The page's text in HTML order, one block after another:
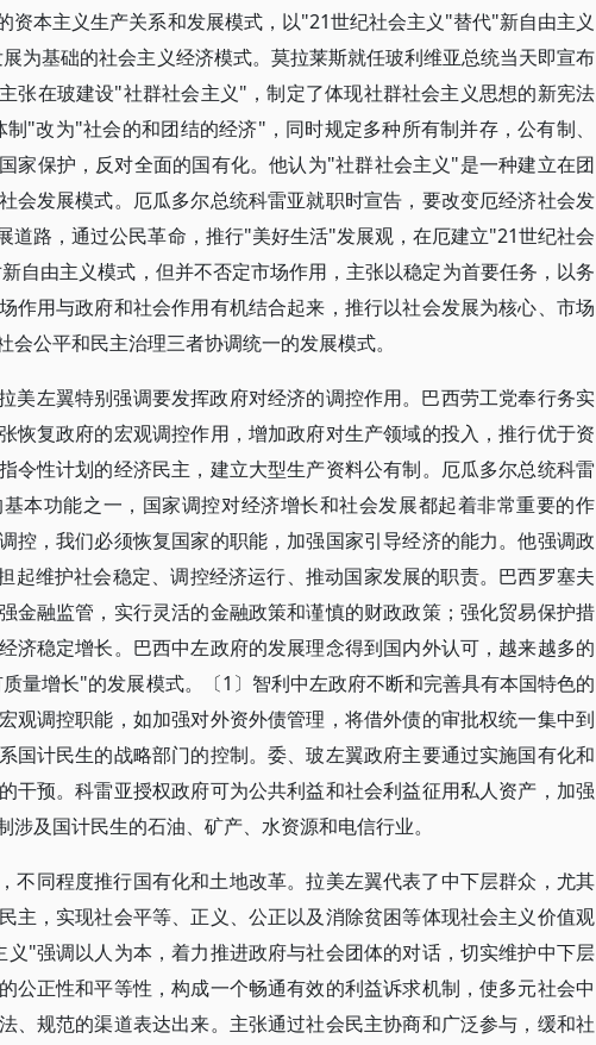
资本主义生产关系和发展模式，以"21世纪社会主义"替代"新自由主义
为基础的社会主义经济模式。莫拉莱斯就任玻利维亚总统当天即宣布
张在玻建设"社群社会主义"，制定了体现社群社会主义思想的新宪法
"改为"社会的和团结的经济"，同时规定多种所有制并存，公有制、
家保护，反对全面的国有化。他认为"社群社会主义"是一种建立在团
会发展模式。厄瓜多尔总统科雷亚就职时宣告，要改变厄经济社会发
道路，通过公民革命，推行"美好生活"发展观，在厄建立"21世纪社会
自由主义模式，但并不否定市场作用，主张以稳定为首要任务，以务
作用与政府和社会作用有机结合起来，推行以社会发展为核心、市场
公平和民主治理三者协调统一的发展模式。
美左翼特别强调要发挥政府对经济的调控作用。巴西劳工党奉行务实
恢复政府的宏观调控作用，增加政府对生产领域的投入，推行优于资
令性计划的经济民主，建立大型生产资料公有制。厄瓜多尔总统科雷
本功能之一，国家调控对经济增长和社会发展都起着非常重要的作
控，我们必须恢复国家的职能，加强国家引导经济的能力。他强调政
起维护社会稳定、调控经济运行、推动国家发展的职责。巴西罗塞夫
金融监管，实行灵活的金融政策和谨慎的财政政策；强化贸易保护措
济稳定增长。巴西中左政府的发展理念得到国内外认可，越来越多的
量增长"的发展模式。〔1〕智利中左政府不断和完善具有本国特色的
观调控职能，如加强对外资外债管理，将借外债的审批权统一集中到
国计民生的战略部门的控制。委、玻左翼政府主要通过实施国有化和
干预。科雷亚授权政府可为公共利益和社会利益征用私人资产，加强
及国计民生的石油、矿产、水资源和电信行业。
不同程度推行国有化和土地改革。拉美左翼代表了中下层群众，尤其
主，实现社会平等、正义、公正以及消除贫困等体现社会主义价值观
"强调以人为本，着力推进政府与社会团体的对话，切实维护中下层
公正性和平等性，构成一个畅通有效的利益诉求机制，使多元社会中
、规范的渠道表达出来。主张通过社会民主协商和广泛参与，缓和社